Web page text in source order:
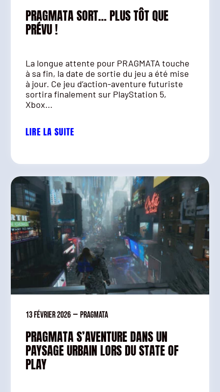
PRAGMATA SORT… PLUS TÔT QUE
PRÉVU !
La longue attente pour PRAGMATA touche
à sa fin, la date de sortie du jeu a été mise
à jour. Ce jeu d’action-aventure futuriste
sortira finalement sur PlayStation 5,
Xbox...
LIRE LA SUITE
13 février 2026 — Pragmata
PRAGMATA S’AVENTURE DANS UN
PAYSAGE URBAIN LORS DU STATE OF
PLAY